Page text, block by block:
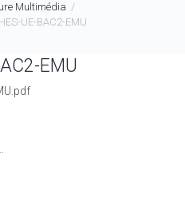
Multimédia
UE-BAC2-EMU
EMU